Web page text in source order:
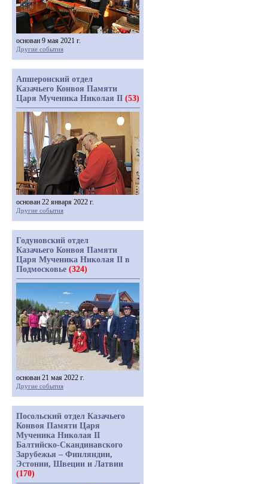
основан 9 мая 2021 г.
Другие события
Апшеронский отдел
Казачьего Конвоя Памяти
Царя Мученика Николая II (53)
основан 22 января 2022 г.
Другие события
Годуновский отдел
Казачьего Конвоя Памяти
Царя Мученика Николая II в
Подмосковье (324)
основан 21 мая 2022 г.
Другие события
Посольский отдел Казачьего
Конвоя Памяти Царя
Мученика Николая II
Балтийско-Скандинавского
Зарубежья – Финляндии,
Эстонии, Швеции и Латвии
(170)